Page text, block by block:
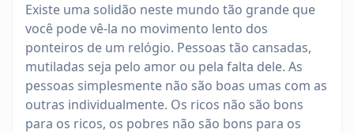
Existe uma solidão neste mundo tão grande que
você pode vê-la no movimento lento dos
ponteiros de um relógio. Pessoas tão cansadas,
mutiladas seja pelo amor ou pela falta dele. As
pessoas simplesmente não são boas umas com as
outras individualmente. Os ricos não são bons
para os ricos, os pobres não são bons para os